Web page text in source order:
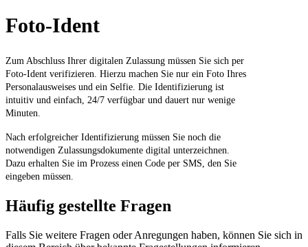
Foto-Ident
Zum Abschluss Ihrer digitalen Zulassung müssen Sie sich per
Foto-Ident verifizieren. Hierzu machen Sie nur ein Foto Ihres
Personalausweises und ein Selfie. Die Identifizierung ist
intuitiv und einfach, 24/7 verfügbar und dauert nur wenige
Minuten.
Nach erfolgreicher Identifizierung müssen Sie noch die
notwendigen Zulassungsdokumente digital unterzeichnen.
Dazu erhalten Sie im Prozess einen Code per SMS, den Sie
eingeben müssen.
Häufig gestellte Fragen
Falls Sie weitere Fragen oder Anregungen haben, können Sie sich in